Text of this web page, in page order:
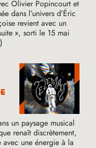
Olivier Popincourt et
dans l’univers d’Éric
revient avec un
», sorti le 15 mai
un paysage musical
renaît discrètement,
avec une énergie à la